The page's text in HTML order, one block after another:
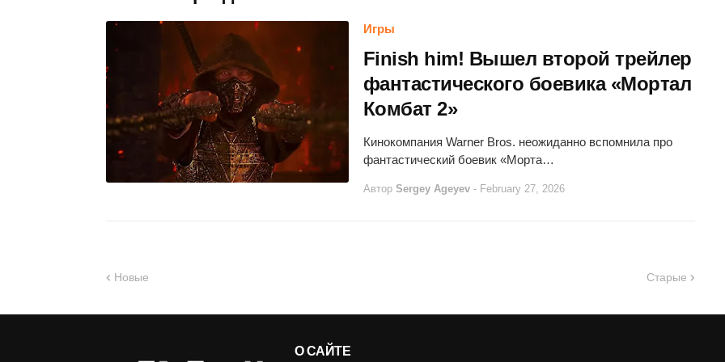
Игры
Finish him! Вышел второй трейлер
фантастического боевика «Мортал
Комбат 2»
Кинокомпания Warner Bros. неожиданно вспомнила про
фантастический боевик «Морта…
Автор Sergey Ageyev - February 27, 2026
Новые Старые
О САЙТЕ